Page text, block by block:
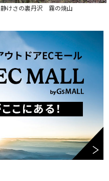
静けさの裏丹沢 霧の焼山